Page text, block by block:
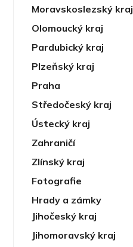
Moravskoslezský kraj
Olomoucký kraj
Pardubický kraj
Plzeňský kraj
Praha
Středočeský kraj
Ústecký kraj
Zahraničí
Zlínský kraj
Fotografie
Hrady a zámky
Jihočeský kraj
Jihomoravský kraj